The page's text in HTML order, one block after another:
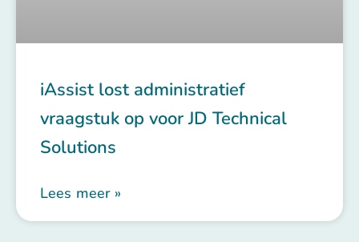
iAssist lost administratief
vraagstuk op voor JD Technical
Solutions
Lees meer »